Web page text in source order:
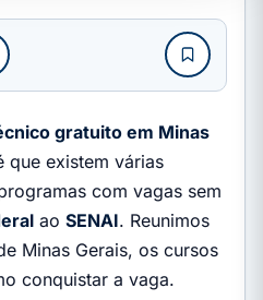
gratuito em Minas
que existem várias
com vagas sem
ao SENAI. Reunimos
Minas Gerais, os cursos
conquistar a vaga.